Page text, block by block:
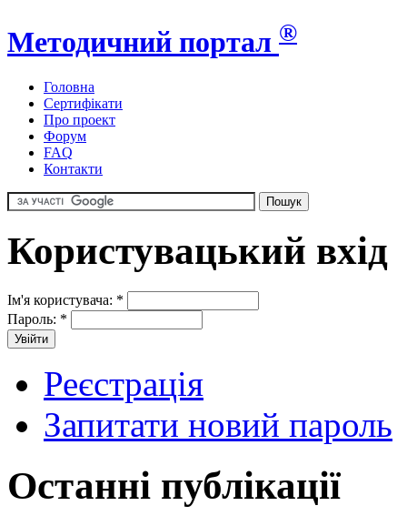
Методичний портал ®
Головна
Сертифікати
Про проект
Форум
FAQ
Контакти
Користувацький вхід
Ім'я користувача: *
Пароль: *
Реєстрація
Запитати новий пароль
Останні публікації